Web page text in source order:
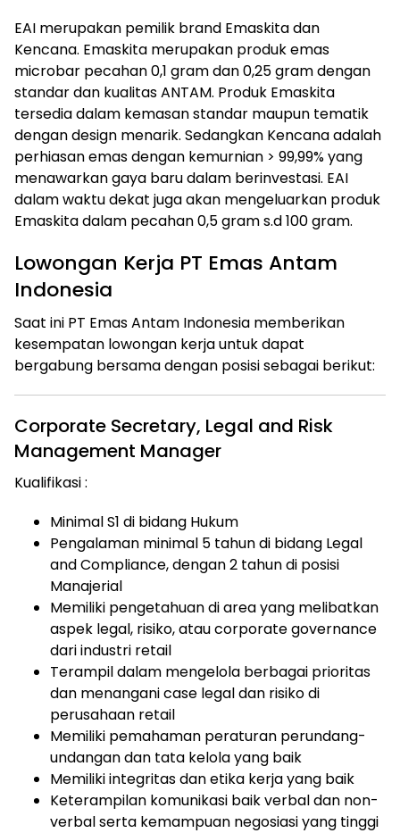
EAI merupakan pemilik brand Emaskita dan
Kencana. Emaskita merupakan produk emas
microbar pecahan 0,1 gram dan 0,25 gram dengan
standar dan kualitas ANTAM. Produk Emaskita
tersedia dalam kemasan standar maupun tematik
dengan design menarik. Sedangkan Kencana adalah
perhiasan emas dengan kemurnian > 99,99% yang
menawarkan gaya baru dalam berinvestasi. EAI
dalam waktu dekat juga akan mengeluarkan produk
Emaskita dalam pecahan 0,5 gram s.d 100 gram.
Lowongan Kerja PT Emas Antam
Indonesia
Saat ini PT Emas Antam Indonesia memberikan
kesempatan lowongan kerja untuk dapat
bergabung bersama dengan posisi sebagai berikut:
Corporate Secretary, Legal and Risk
Management Manager
Kualifikasi :
Minimal S1 di bidang Hukum
Pengalaman minimal 5 tahun di bidang Legal
and Compliance, dengan 2 tahun di posisi
Manajerial
Memiliki pengetahuan di area yang melibatkan
aspek legal, risiko, atau corporate governance
dari industri retail
Terampil dalam mengelola berbagai prioritas
dan menangani case legal dan risiko di
perusahaan retail
Memiliki pemahaman peraturan perundang-
undangan dan tata kelola yang baik
Memiliki integritas dan etika kerja yang baik
Keterampilan komunikasi baik verbal dan non-
verbal serta kemampuan negosiasi yang tinggi